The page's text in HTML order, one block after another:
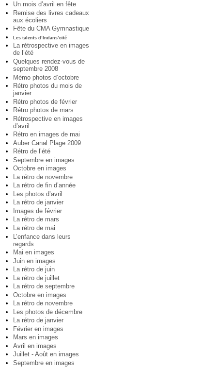
Un mois d’avril en fête
Remise des livres cadeaux
aux écoliers
Fête du CMA Gymnastique
Les talents d’Indans’cité
La rétrospective en images
de l’été
Quelques rendez-vous de
septembre 2008
Mémo photos d’octobre
Rétro photos du mois de
janvier
Rétro photos de février
Rétro photos de mars
Rétrospective en images
d’avril
Rétro en images de mai
Auber Canal Plage 2009
Rétro de l’été
Septembre en images
Octobre en images
La rétro de novembre
La rétro de fin d’année
Les photos d’avril
La rétro de janvier
Images de février
La rétro de mars
La rétro de mai
L’enfance dans leurs
regards
Mai en images
Juin en images
La rétro de juin
La rétro de juillet
La rétro de septembre
Octobre en images
La rétro de novembre
Les photos de décembre
La rétro de janvier
Février en images
Mars en images
Avril en images
Juillet - Août en images
Septembre en images